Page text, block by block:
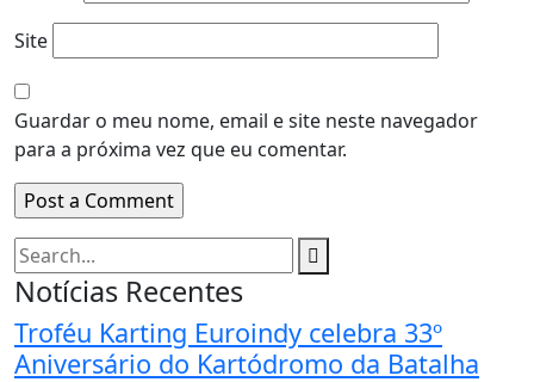
Site
Guardar o meu nome, email e site neste navegador
para a próxima vez que eu comentar.
Notícias Recentes
Troféu Karting Euroindy celebra 33º
Aniversário do Kartódromo da Batalha